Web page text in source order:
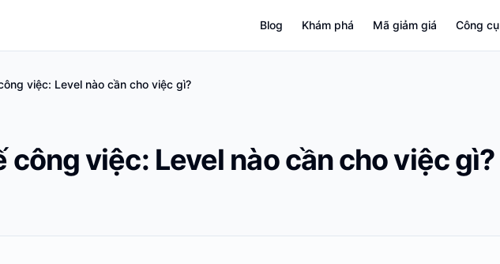
Blog Khám phá Mã giảm giá Công cụ
việc: Level nào cần cho việc gì?
công việc: Level nào cần cho việc gì?